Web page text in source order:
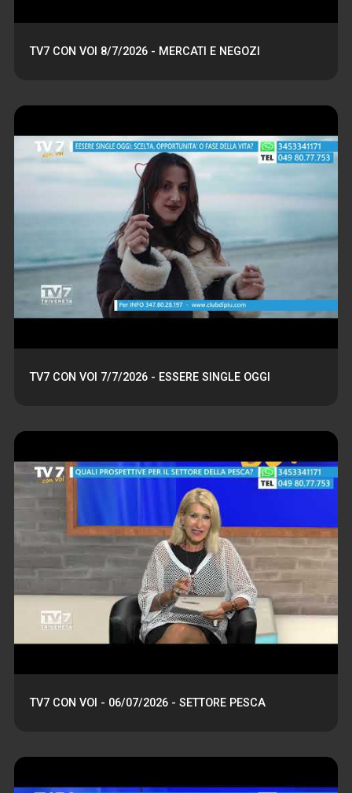
TV7 CON VOI 8/7/2026 - MERCATI E NEGOZI
TV7 CON VOI 7/7/2026 - ESSERE SINGLE OGGI
TV7 CON VOI - 06/07/2026 - SETTORE PESCA